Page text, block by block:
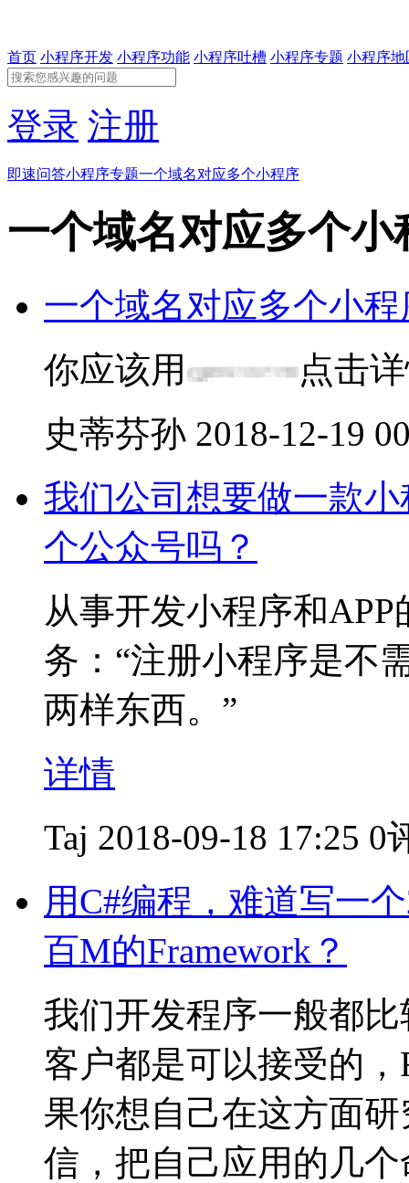
首页 小程序开发 小程序功能 小程序吐槽 小程序专题 小程序地
登录 注册
即速问答小程序专题一个域名对应多个小程序
一个域名对应多个小
一个域名对应多个小程
你应该用
点击
史蒂芬孙 2018-12-19
我们公司想要做一款
个公众号吗？
从事开发小程序和
务：“注册小程序是不
两样东西。”
详情
Taj 2018-09-18 17:25 0
用C#编程，难道写一
百M的Framework？
我们开发程序一般都
客户都是可以接受的
果你想自己在这方面
信，把自己应用的几